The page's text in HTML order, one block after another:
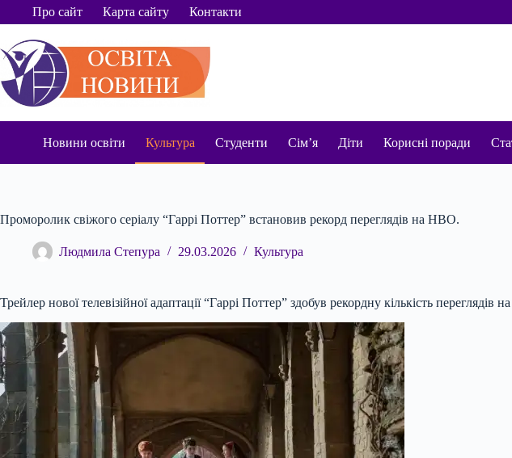
ПерейтиПро сайт Карта сайту Контакти
Новини освіти Культура Студенти Сім’я Діти Корисні поради
Проморолик свіжого серіалу “Гаррі Поттер” встановив рекорд переглядів на HBO.
Людмила Степура 29.03.2026 Культура
Трейлер нової телевізійної адаптації “Гаррі Поттер” здобув рекордну кількість переглядів